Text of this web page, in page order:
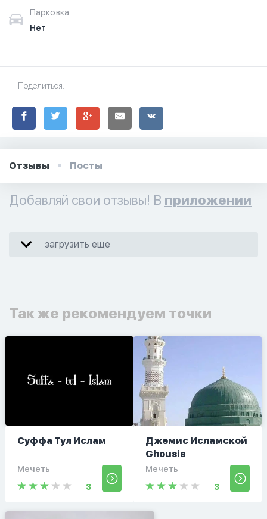
Парковка
Нет
Поделиться:
Отзывы Посты
Добавляй свои отзывы! В приложении
загрузить еще
Так же рекомендуем точки
Суффа Тул Ислам
Мечеть
3
Джемис Исламской
Ghousia
Мечеть
3